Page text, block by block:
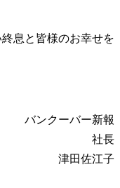
息と皆様のお幸せを
バンクーバー新報
社長
津田佐江子